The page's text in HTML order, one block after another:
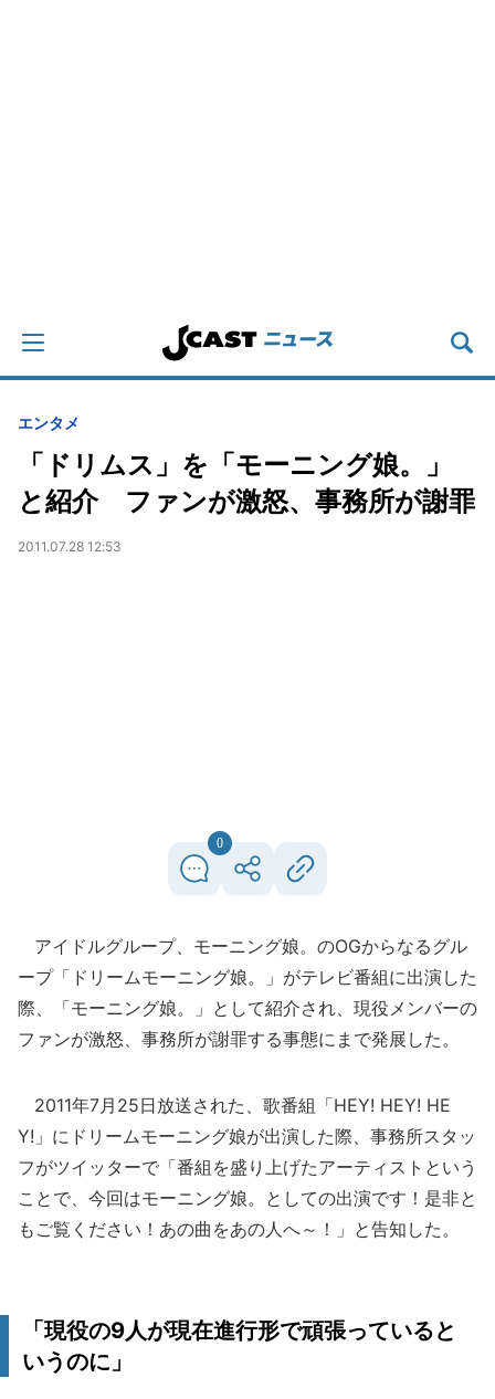
エンタメ
「ドリムス」を「モーニング娘。」
と紹介 ファンが激怒、事務所が謝罪
2011.07.28 12:53
0
アイドルグループ、モーニング娘。のOGからなるグル
ープ「ドリームモーニング娘。」がテレビ番組に出演した
際、「モーニング娘。」として紹介され、現役メンバーの
ファンが激怒、事務所が謝罪する事態にまで発展した。
2011年7月25日放送された、歌番組「HEY! HEY! HE
Y!」にドリームモーニング娘が出演した際、事務所スタッ
フがツイッターで「番組を盛り上げたアーティストという
ことで、今回はモーニング娘。としての出演です！是非と
もご覧ください！あの曲をあの人へ～！」と告知した。
「現役の9人が現在進行形で頑張っていると
いうのに」